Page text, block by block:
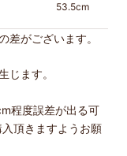
53.5cm
差がございます。
じます。
程度誤差が出る可
頂きますようお願